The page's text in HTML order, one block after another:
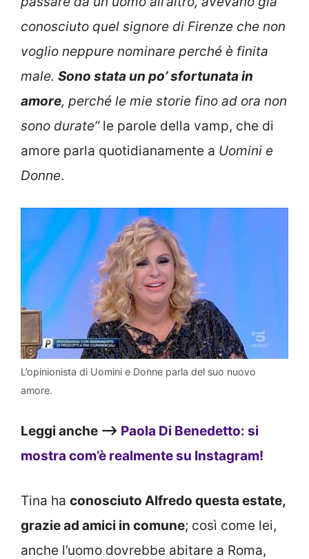
conosciuto quel signore di Firenze che non
voglio neppure nominare perché è finita
male. Sono stata un po’ sfortunata in
amore, perché le mie storie fino ad ora non
sono durate”le parole della vamp, che di
amore parla quotidianamente a Uomini e
Donne.
L’opinionista di Uomini e Donne parla del suo nuovo
amore.
Leggi anche –> Paola Di Benedetto: si
mostra com’è realmente su Instagram!
Tina ha conosciuto Alfredo questa estate,
grazie ad amici in comune; così come lei,
anche l’uomo dovrebbe abitare a Roma,